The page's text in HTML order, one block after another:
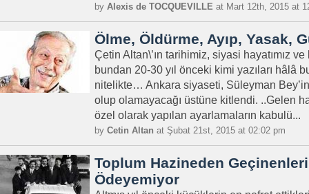
by Alexis de TOCQUEVILLE at Mart 12th, 2015 at
Ölme, Öldürme, Ayıp, Yasak,
Çetin Altan\’ın tarihimiz, siyasi hayatımız
bundan 20-30 yıl önceki kimi yazıları hâlâ
nitelikte… Ankara siyaseti, Süleyman
olup olamayacağı üstüne kitlendi. ..Gelen
özel olarak yapılan ayarlamaların kabulü...
by Cetin Altan at Şubat 21st, 2015 at 02:02 pm
Toplum Hazineden Geçinenleri
Ödeyemiyor